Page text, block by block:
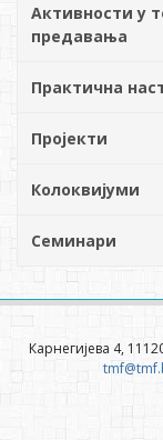
Активности у
предавања
Практична
Пројекти
Колоквијуми
Семинари
Карнегијева 4,